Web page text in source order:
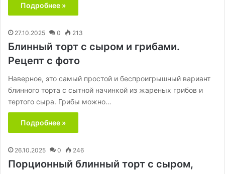
Подробнее »
27.10.2025 0 213
Блинный торт с сыром и грибами.
Рецепт с фото
Наверное, это самый простой и беспроигрышный вариант
блинного торта с сытной начинкой из жареных грибов и
тертого сыра. Грибы можно…
Подробнее »
26.10.2025 0 246
Порционный блинный торт с сыром,